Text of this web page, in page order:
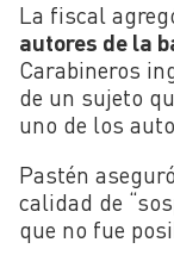
La fiscal
autores de la
Carabineros
de un sujeto
uno de los
Pastén
calidad de
que no fue